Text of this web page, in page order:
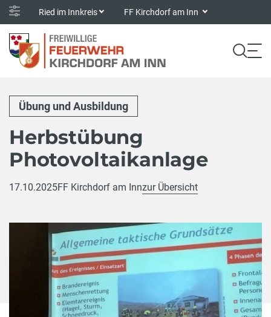
Ried im Innkreis FF Kirchdorf am Inn
Übung und Ausbildung
Herbstübung
Photovoltaikanlage
17.10.2025FF Kirchdorf am Innzur Übersicht